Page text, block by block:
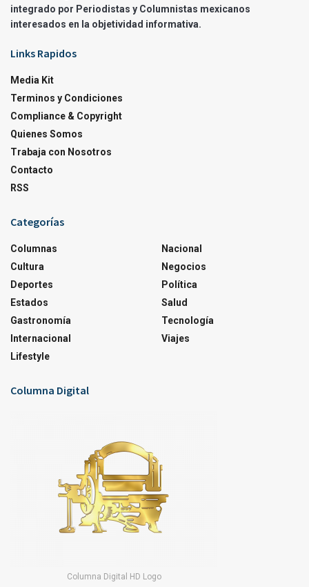
integrado por Periodistas y Columnistas mexicanos
interesados en la objetividad informativa.
Links Rapidos
Media Kit
Terminos y Condiciones
Compliance & Copyright
Quienes Somos
Trabaja con Nosotros
Contacto
RSS
Categorías
Columnas
Cultura
Deportes
Estados
Gastronomía
Internacional
Lifestyle
Nacional
Negocios
Política
Salud
Tecnología
Viajes
Columna Digital
Columna Digital HD Logo